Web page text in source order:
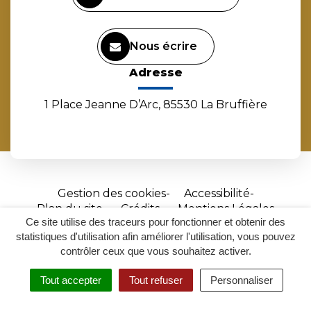
Ce site utilise des traceurs pour fonctionner et obtenir des
statistiques d'utilisation afin améliorer l'utilisation, vous pouvez
contrôler ceux que vous souhaitez activer.
Tout accepter Tout refuser Personnaliser
RECHERCHER
ACCESSIBILITÉ
Nous écrire
Adresse
1 Place Jeanne D’Arc, 85530 La Bruffière
Gestion des cookies
Accessibilité
Plan du site
Crédits
Mentions Légales
Site
réalisé
par
Inovagora